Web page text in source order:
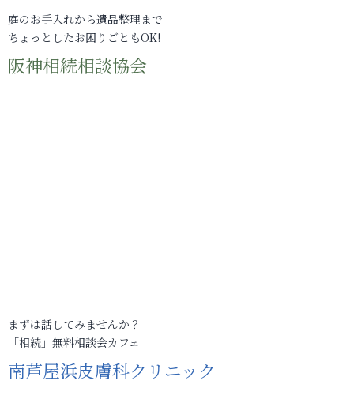
庭のお手入れから遺品整理まで
ちょっとしたお困りごともOK!
阪神相続相談協会
まずは話してみませんか？
「相続」無料相談会カフェ
南芦屋浜皮膚科クリニック